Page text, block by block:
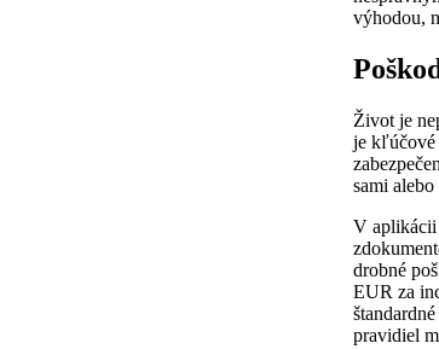
výhodou,
Život je
je kľúčové
sami
V aplikácii
drobné
EUR za
pravidiel